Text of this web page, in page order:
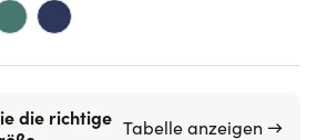
die richtige Tabelle anzeigen →